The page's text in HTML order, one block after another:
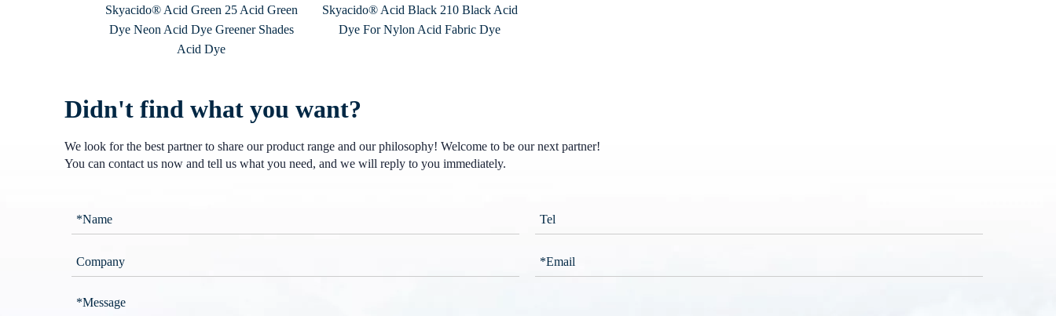
Skyacido® Acid Green 25 Acid Green
Dye Neon Acid Dye Greener Shades
Acid Dye
Skyacido® Acid Black 210 Black Acid
Dye For Nylon Acid Fabric Dye
Didn't find what you want?
We look for the best partner to share our product range and our philosophy! Welcome to be our next partner!
You can contact us now and tell us what you need, and we will reply to you immediately.